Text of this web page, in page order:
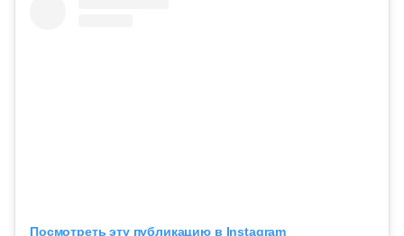
Посмотреть эту публикацию в Instagram